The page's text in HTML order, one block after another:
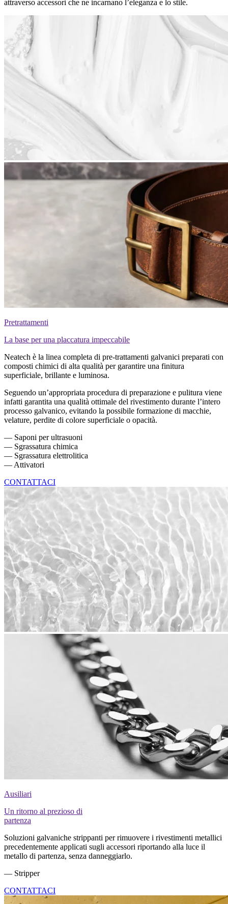
attraverso accessori che ne incarnano l’eleganza e lo stile.
Pretrattamenti
La base per una placcatura impeccabile
Neatech è la linea completa di pre-trattamenti galvanici preparati con
composti chimici di alta qualità per garantire una finitura
superficiale, brillante e luminosa.
Seguendo un’appropriata procedura di preparazione e pulitura viene
infatti garantita una qualità ottimale del rivestimento durante l’intero
processo galvanico, evitando la possibile formazione di macchie,
velature, perdite di colore superficiale o opacità.
— Saponi per ultrasuoni
— Sgrassatura chimica
— Sgrassatura elettrolitica
— Attivatori
CONTATTACI
Ausiliari
Un ritorno al prezioso di
partenza
Soluzioni galvaniche strippanti per rimuovere i rivestimenti metallici
precedentemente applicati sugli accessori riportando alla luce il
metallo di partenza, senza danneggiarlo.
— Stripper
CONTATTACI